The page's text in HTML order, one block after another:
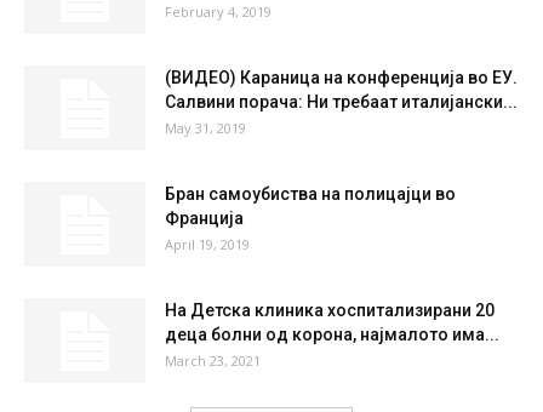
February 4, 2019
(ВИДЕО) Караница на конференција во ЕУ.
Салвини порача: Ни требаат италијански...
May 31, 2019
Бран самоубиства на полицајци во
Франција
April 19, 2019
На Детска клиника хоспитализирани 20
деца болни од корона, најмалото има...
March 23, 2021